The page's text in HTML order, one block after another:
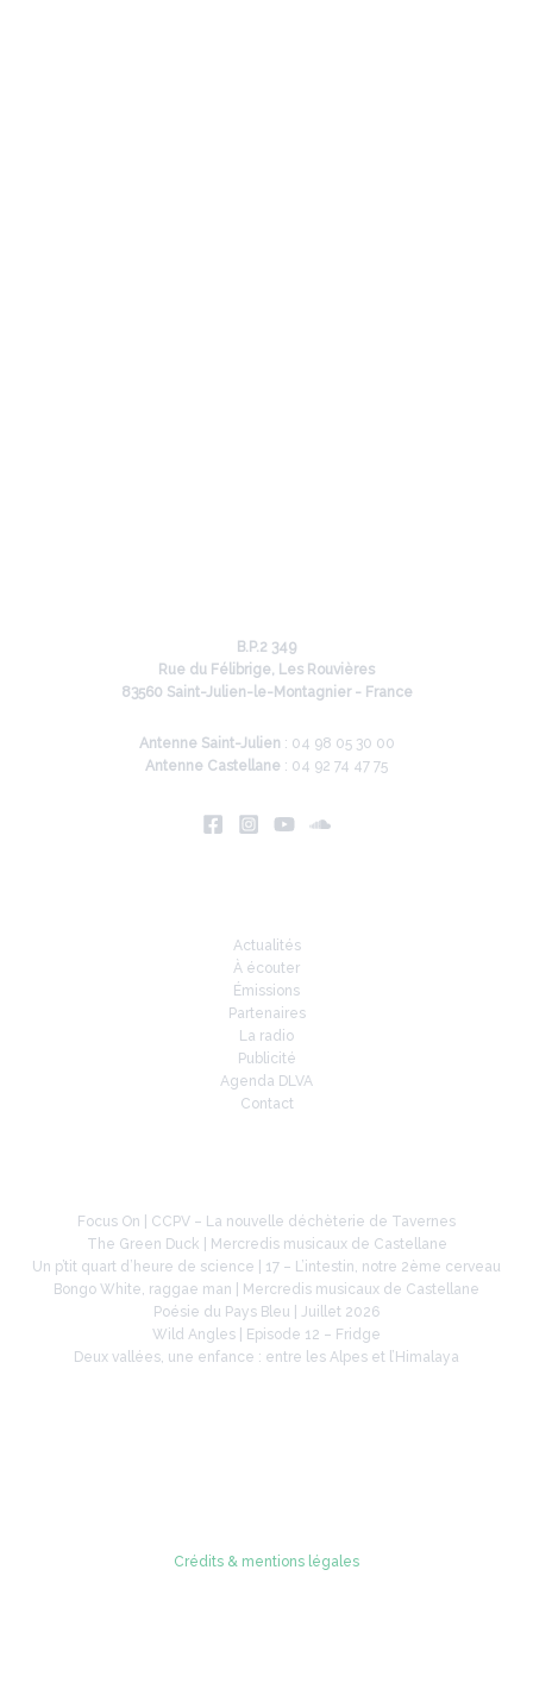
B.P.2 349
Rue du Félibrige, Les Rouvières
83560 Saint-Julien-le-Montagnier - France
Antenne Saint-Julien : 04 98 05 30 00
Antenne Castellane : 04 92 74 47 75
Actualités
À écouter
Émissions
Partenaires
La radio
Publicité
Agenda DLVA
Contact
Focus On | CCPV – La nouvelle déchèterie de Tavernes
The Green Duck | Mercredis musicaux de Castellane
Un p’tit quart d’heure de science | 17 – L’intestin, notre 2ème cerveau
Bongo White, raggae man | Mercredis musicaux de Castellane
Poésie du Pays Bleu | Juillet 2026
Wild Angles | Episode 12 – Fridge
Deux vallées, une enfance : entre les Alpes et l’Himalaya
Crédits & mentions légales